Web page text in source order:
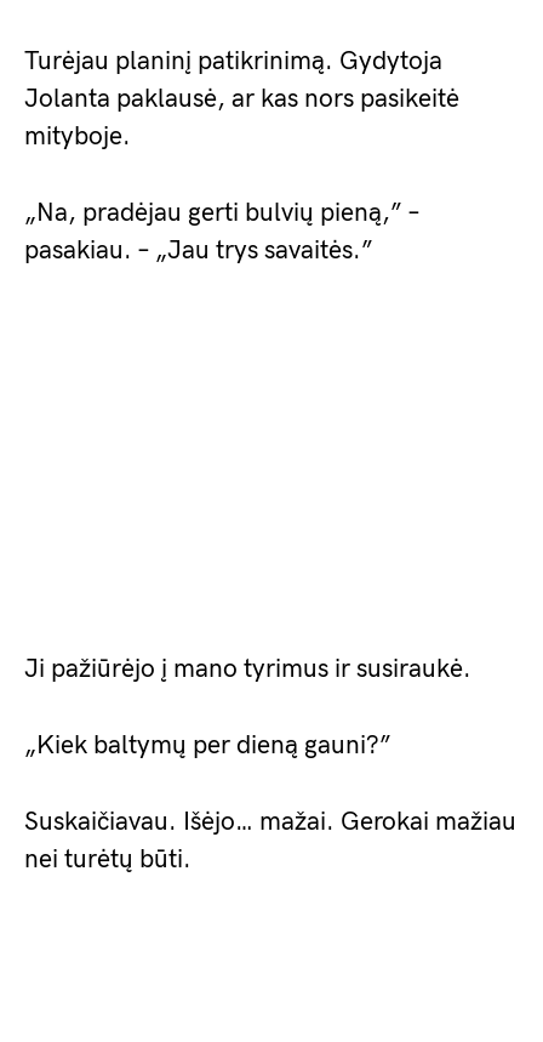
Turėjau planinį patikrinimą. Gydytoja
Jolanta paklausė, ar kas nors pasikeitė
mityboje.
„Na, pradėjau gerti bulvių pieną,” –
pasakiau. – „Jau trys savaitės.”
Ji pažiūrėjo į mano tyrimus ir susiraukė.
„Kiek baltymų per dieną gauni?”
Suskaičiavau. Išėjo… mažai. Gerokai mažiau
nei turėtų būti.